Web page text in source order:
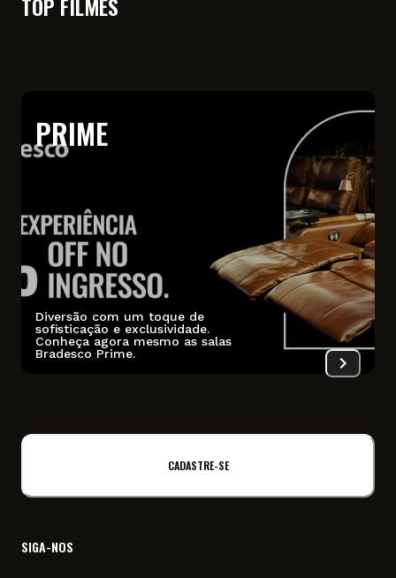
PRIME
Diversão com um toque de
sofisticação e exclusividade.
Conheça agora mesmo as salas
Bradesco Prime.
CADASTRE-SE
SIGA-NOS